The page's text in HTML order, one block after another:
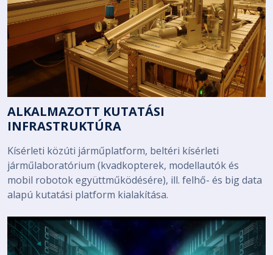
ALKALMAZOTT KUTATÁSI
INFRASTRUKTÚRA
Kísérleti közúti járműplatform, beltéri kísérleti
járműlaboratórium (kvadkopterek, modellautók és
mobil robotok együttműködésére), ill. felhő- és big data
alapú kutatási platform kialakítása.